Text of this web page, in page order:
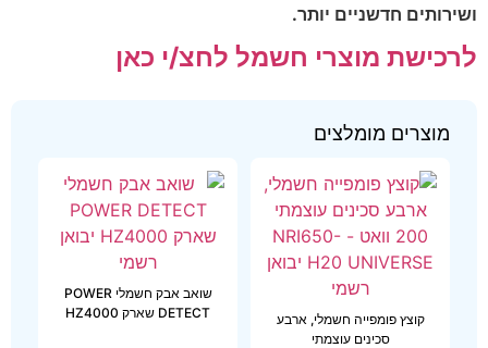
ושירותים חדשניים יותר.
לרכישת מוצרי חשמל לחצ/י כאן
מוצרים מומלצים
קוצץ פומפייה חשמלי, ארבע
סכינים עוצמתי
שואב אבק חשמלי POWER
DETECT שארק HZ4000